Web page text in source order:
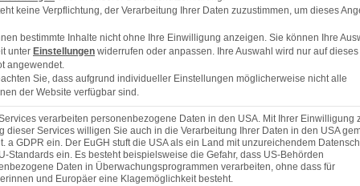
keine Verpflichtung, der Verarbeitung Ihrer Daten zuzustimmen, um dieses
bestimmte Inhalte nicht ohne Ihre Einwilligung anzeigen. Sie können Ihre
unter Einstellungen widerrufen oder anpassen. Ihre Auswahl wird nur auf dieses
angewendet.
Sie, dass aufgrund individueller Einstellungen möglicherweise nicht alle
der Website verfügbar sind.
verarbeiten personenbezogene Daten in den USA. Mit Ihrer Einwilligung
dieser Services willigen Sie auch in die Verarbeitung Ihrer Daten in den USA
a GDPR ein. Der EuGH stuft die USA als ein Land mit unzureichendem
Standards ein. Es besteht beispielsweise die Gefahr, dass US-Behörden
Daten in Überwachungsprogrammen verarbeiten, ohne dass für
und Europäer eine Klagemöglichkeit besteht.